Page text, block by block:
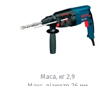
Маса, кг 2,9